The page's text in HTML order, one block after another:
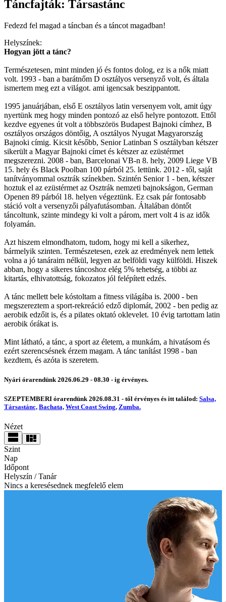
Táncfajták: Társastánc
Fedezd fel magad a táncban és a táncot magadban!
Helyszínek:
Hogyan jött a tánc?
Természetesen, mint minden jó és fontos dolog, ez is a nők miatt
volt. 1993 - ban a barátnőm D osztályos versenyző volt, és általa
ismertem meg ezt a világot. ami igencsak beszippantott.
1995 januárjában, első E osztályos latin versenyem volt, amit úgy
nyertünk meg hogy minden pontozó az első helyre pontozott. Ettől
kezdve egyenes út volt a többszörös Budapest Bajnoki címhez, B
osztályos országos döntőig, A osztályos Nyugat Magyarország
Bajnoki címig. Kicsit később, Senior Latinban S osztályban kétszer
sikerült a Magyar Bajnoki címet és kétszer az ezüstérmet
megszerezni. 2008 - ban, Barcelonai VB-n 8. hely, 2009 Liege VB
15. hely és Black Poolban 100 párból 25. lettünk. 2012 - től, saját
tanítványommal osztrák színekben. Szintén Senior 1 - ben, kétszer
hoztuk el az ezüstérmet az Osztrák nemzeti bajnokságon, German
Openen 89 párból 18. helyen végeztünk. Ez csak pár fontosabb
stáció volt a versenyzői pályafutásomban. Általában döntőt
táncoltunk, szinte mindegy ki volt a párom, mert volt 4 is az idők
folyamán.
Azt hiszem elmondhatom, tudom, hogy mi kell a sikerhez,
bármelyik szinten. Természetesen, ezek az eredmények nem lettek
volna a jó tanáraim nélkül, legyen az belföldi vagy külföldi. Hiszek
abban, hogy a sikeres táncoshoz elég 5% tehetség, a többi az
kitartás, elhivatottság, fokozatos jól felépített edzés.
A tánc mellett bele kóstoltam a fitness világába is. 2000 - ben
megszereztem a sport-rekreáció edző diplomát, 2002 - ben pedig az
aerobik edzőit is, és a pilates oktató oklevelet. 10 évig tartottam latin
aerobik órákat is.
Mint látható, a tánc, a sport az életem, a munkám, a hivatásom és
ezért szerencsésnek érzem magam. A tánc tanítást 1998 - ban
kezdtem, és azóta is szeretem.
Nyári órarendünk 2026.06.29 - 08.30 - ig érvényes.
SZEPTEMBERI órarendünk 2026.08.31 - től érvényes és itt találod: Salsa,
Társastánc, Bachata, West Coast Swing, Zumba.
Nézet
Szint
Nap
Időpont
Helyszín / Tanár
Nincs a keresésednek megfelelő elem